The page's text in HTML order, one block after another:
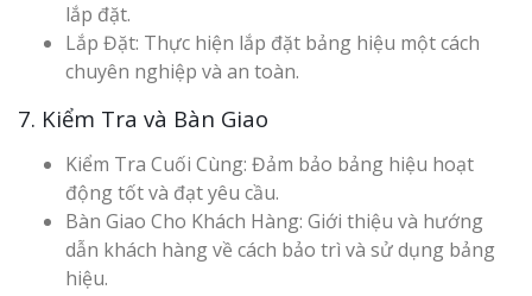
lắp đặt.
Lắp Đặt: Thực hiện lắp đặt bảng hiệu một cách
chuyên nghiệp và an toàn.
7. Kiểm Tra và Bàn Giao
Kiểm Tra Cuối Cùng: Đảm bảo bảng hiệu hoạt
động tốt và đạt yêu cầu.
Bàn Giao Cho Khách Hàng: Giới thiệu và hướng
dẫn khách hàng về cách bảo trì và sử dụng bảng
hiệu.